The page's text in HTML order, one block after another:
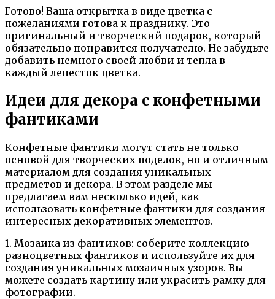
Готово! Ваша открытка в виде цветка с
пожеланиями готова к празднику. Это
оригинальный и творческий подарок, который
обязательно понравится получателю. Не забудьте
добавить немного своей любви и тепла в
каждый лепесток цветка.
Идеи для декора с конфетными
фантиками
Конфетные фантики могут стать не только
основой для творческих поделок, но и отличным
материалом для создания уникальных
предметов и декора. В этом разделе мы
предлагаем вам несколько идей, как
использовать конфетные фантики для создания
интересных декоративных элементов.
1. Мозаика из фантиков: соберите коллекцию
разноцветных фантиков и используйте их для
создания уникальных мозаичных узоров. Вы
можете создать картину или украсить рамку для
фотографии.